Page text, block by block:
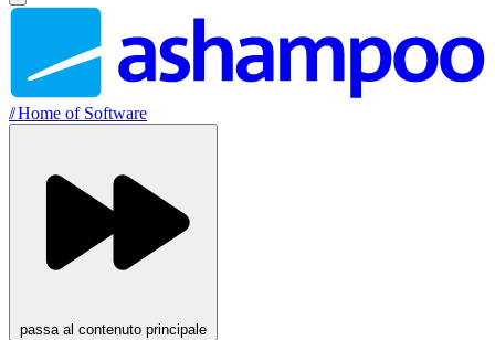
//Home of Software
passa al contenuto principale